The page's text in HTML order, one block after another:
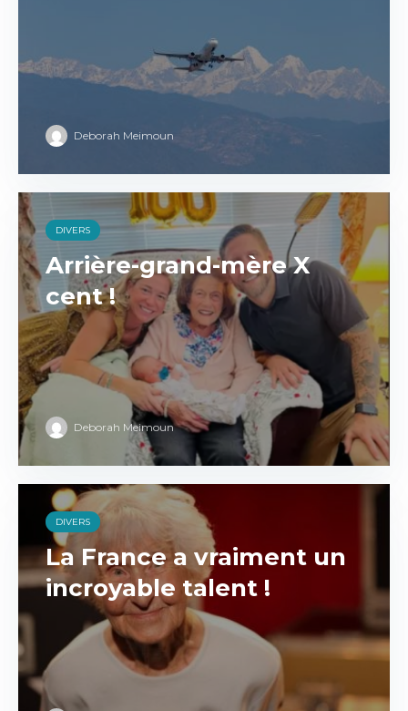
Deborah Meimoun
DIVERS
Arrière-grand-mère X
cent !
Deborah Meimoun
DIVERS
La France a vraiment un
incroyable talent !